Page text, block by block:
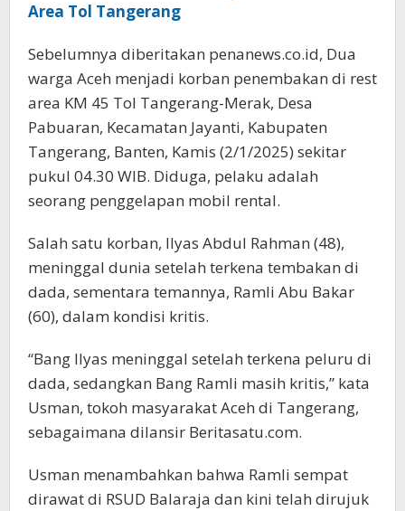
Area Tol Tangerang
Sebelumnya diberitakan penanews.co.id, Dua
warga Aceh menjadi korban penembakan di rest
area KM 45 Tol Tangerang-Merak, Desa
Pabuaran, Kecamatan Jayanti, Kabupaten
Tangerang, Banten, Kamis (2/1/2025) sekitar
pukul 04.30 WIB. Diduga, pelaku adalah
seorang penggelapan mobil rental.
Salah satu korban, Ilyas Abdul Rahman (48),
meninggal dunia setelah terkena tembakan di
dada, sementara temannya, Ramli Abu Bakar
(60), dalam kondisi kritis.
“Bang Ilyas meninggal setelah terkena peluru di
dada, sedangkan Bang Ramli masih kritis,” kata
Usman, tokoh masyarakat Aceh di Tangerang,
sebagaimana dilansir Beritasatu.com.
Usman menambahkan bahwa Ramli sempat
dirawat di RSUD Balaraja dan kini telah dirujuk